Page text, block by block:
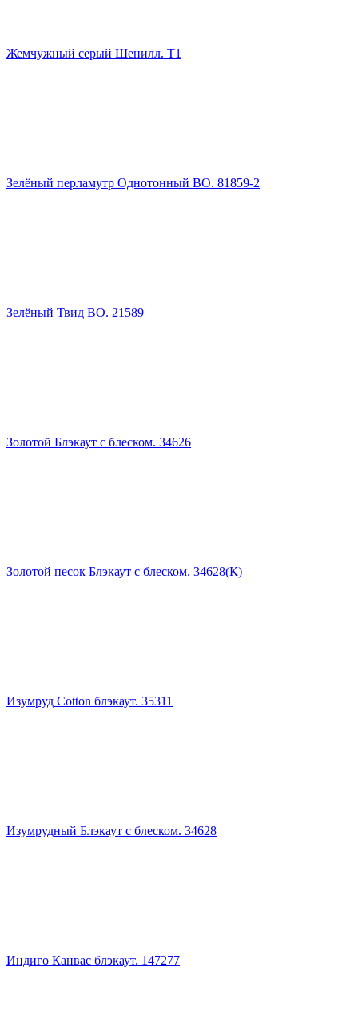
Жемчужный серый Шенилл. Т1
Зелёный перламутр Однотонный ВО. 81859-2
Зелёный Твид ВО. 21589
Золотой Блэкаут с блеском. 34626
Золотой песок Блэкаут с блеском. 34628(К)
Изумруд Cotton блэкаут. 35311
Изумрудный Блэкаут с блеском. 34628
Индиго Канвас блэкаут. 147277